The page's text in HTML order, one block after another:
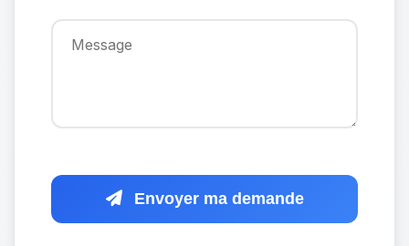
Envoyer ma demande